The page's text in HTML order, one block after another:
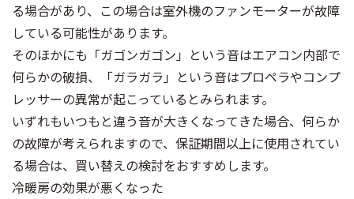
る場合があり、この場合は室外機のファンモーターが故障
している可能性があります。
そのほかにも「ガゴンガゴン」という音はエアコン内部で
何らかの破損、「ガラガラ」という音はプロペラやコンプ
レッサーの異常が起こっているとみられます。
いずれもいつもと違う音が大きくなってきた場合、何らか
の故障が考えられますので、保証期間以上に使用されてい
る場合は、買い替えの検討をおすすめします。
冷暖房の効果が悪くなった